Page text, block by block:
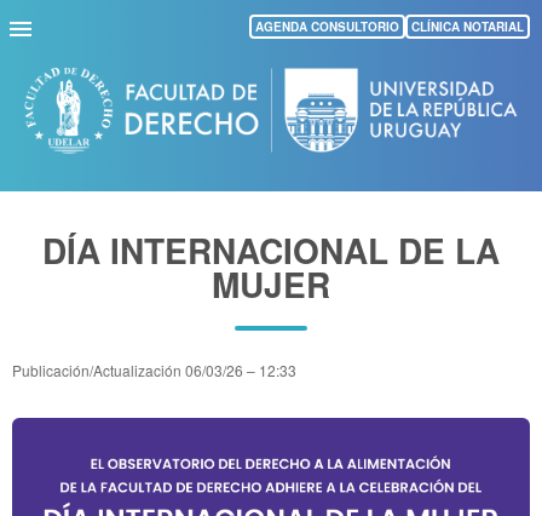
Pasar
al
contenido
principal
AGENDA CONSULTORIO CLÍNICA NOTARIAL
DÍA INTERNACIONAL DE LA
MUJER
Publicación/Actualización 06/03/26 – 12:33